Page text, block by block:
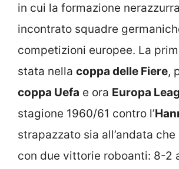
in cui la formazione
incontrato squadre
competizioni europee. La
stata nella coppa delle Fiere,
coppa Uefa e ora Europa
stagione 1960/61 contro l’
strapazzato sia all’andata
con due vittorie roboanti: 8-2